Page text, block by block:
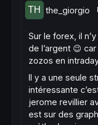
the_giorgio
Sur le forex, il
de l’argent 😉
zozos en
Il y a une seule
intéressante
jerome revillier
est sur des